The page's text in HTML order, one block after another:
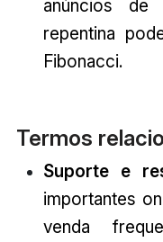
anúncios de
repentina
Fibonacci.
Termos
Suporte e
importantes
venda